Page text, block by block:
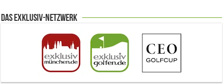
Das Exklusiv-Netzwerk